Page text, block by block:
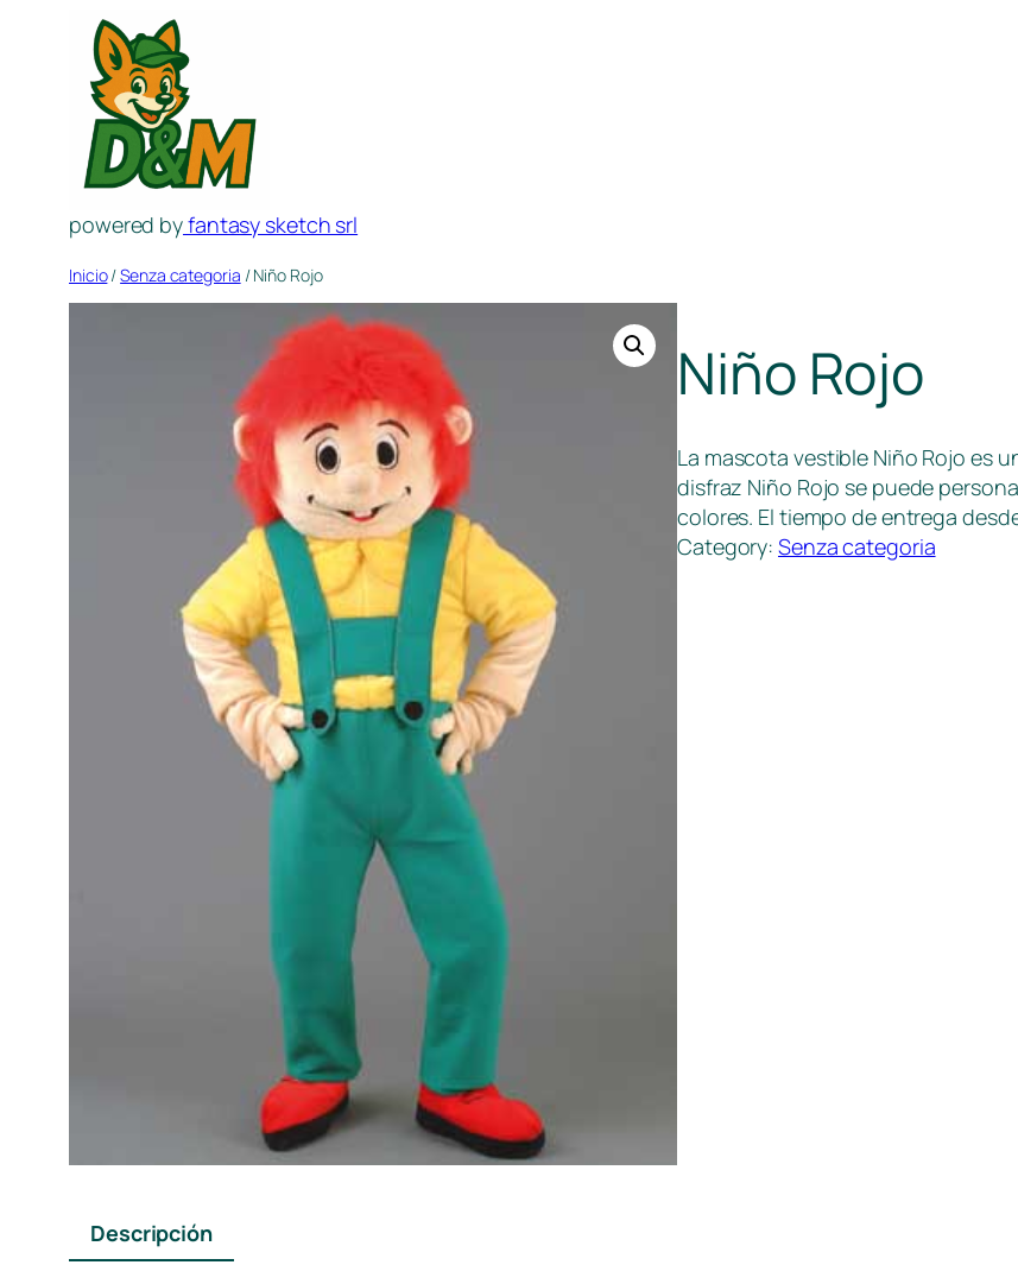
contenido
powered byfantasy sketch srl
Inicio/Senza categoria / Niño Rojo
Niño Rojo
La mascota vestible Niño Rojo es
disfraz Niño Rojo se puede
colores. El tiempo de entrega
Category:Senza categoria
Descripción